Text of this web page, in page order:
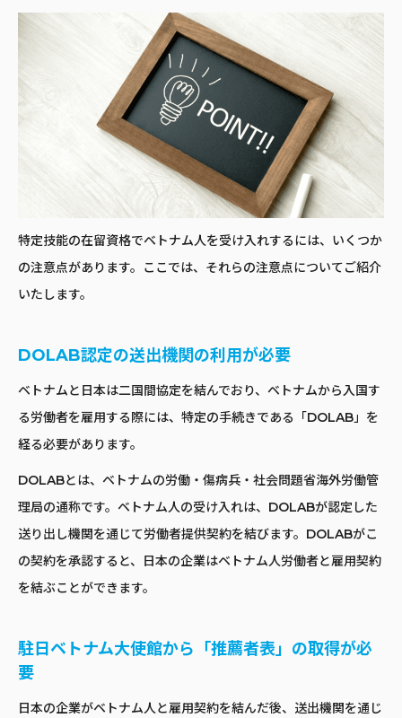
特定技能の在留資格でベトナム人を受け入れするには、いくつか
の注意点があります。ここでは、それらの注意点についてご紹介
いたします。
DOLAB認定の送出機関の利用が必要
ベトナムと日本は二国間協定を結んでおり、ベトナムから入国す
る労働者を雇用する際には、特定の手続きである「DOLAB」を
経る必要があります。
DOLABとは、ベトナムの労働・傷病兵・社会問題省海外労働管
理局の通称です。ベトナム人の受け入れは、DOLABが認定した
送り出し機関を通じて労働者提供契約を結びます。DOLABがこ
の契約を承認すると、日本の企業はベトナム人労働者と雇用契約
を結ぶことができます。
駐日ベトナム大使館から「推薦者表」の取得が必
要
日本の企業がベトナム人と雇用契約を結んだ後、送出機関を通じ